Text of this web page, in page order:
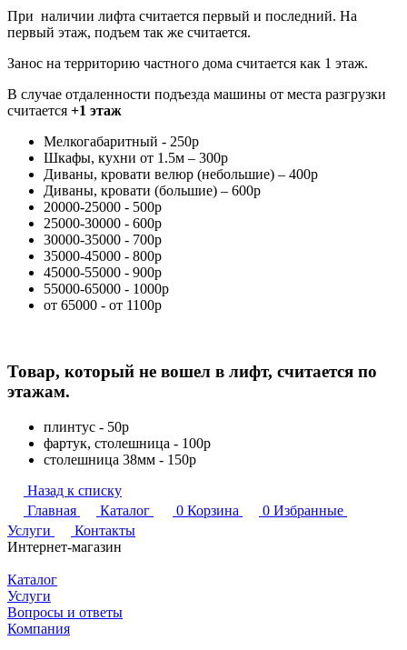
При наличии лифта считается первый и последний. На
первый этаж, подъем так же считается.
Занос на территорию частного дома считается как 1 этаж.
В случае отдаленности подъезда машины от места разгрузки
считается +1 этаж
Мелкогабаритный - 250р
Шкафы, кухни от 1.5м – 300р
Диваны, кровати велюр (небольшие) – 400р
Диваны, кровати (большие) – 600р
20000-25000 - 500р
25000-30000 - 600р
30000-35000 - 700р
35000-45000 - 800р
45000-55000 - 900р
55000-65000 - 1000р
от 65000 - от 1100р
Товар, который не вошел в лифт, считается по
этажам.
плинтус - 50р
фартук, столешница - 100р
столешница 38мм - 150р
Назад к списку
Главная
Каталог 0 Корзина 0 Избранные
Услуги
Контакты
Интернет-магазин
Каталог
Услуги
Вопросы и ответы
Компания